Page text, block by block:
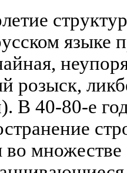
языке
розыск,
В 40-80-е
множестве